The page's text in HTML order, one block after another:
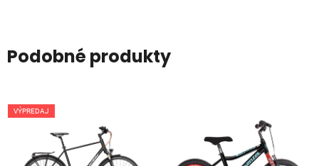
Podobné produkty
VÝPREDAJ